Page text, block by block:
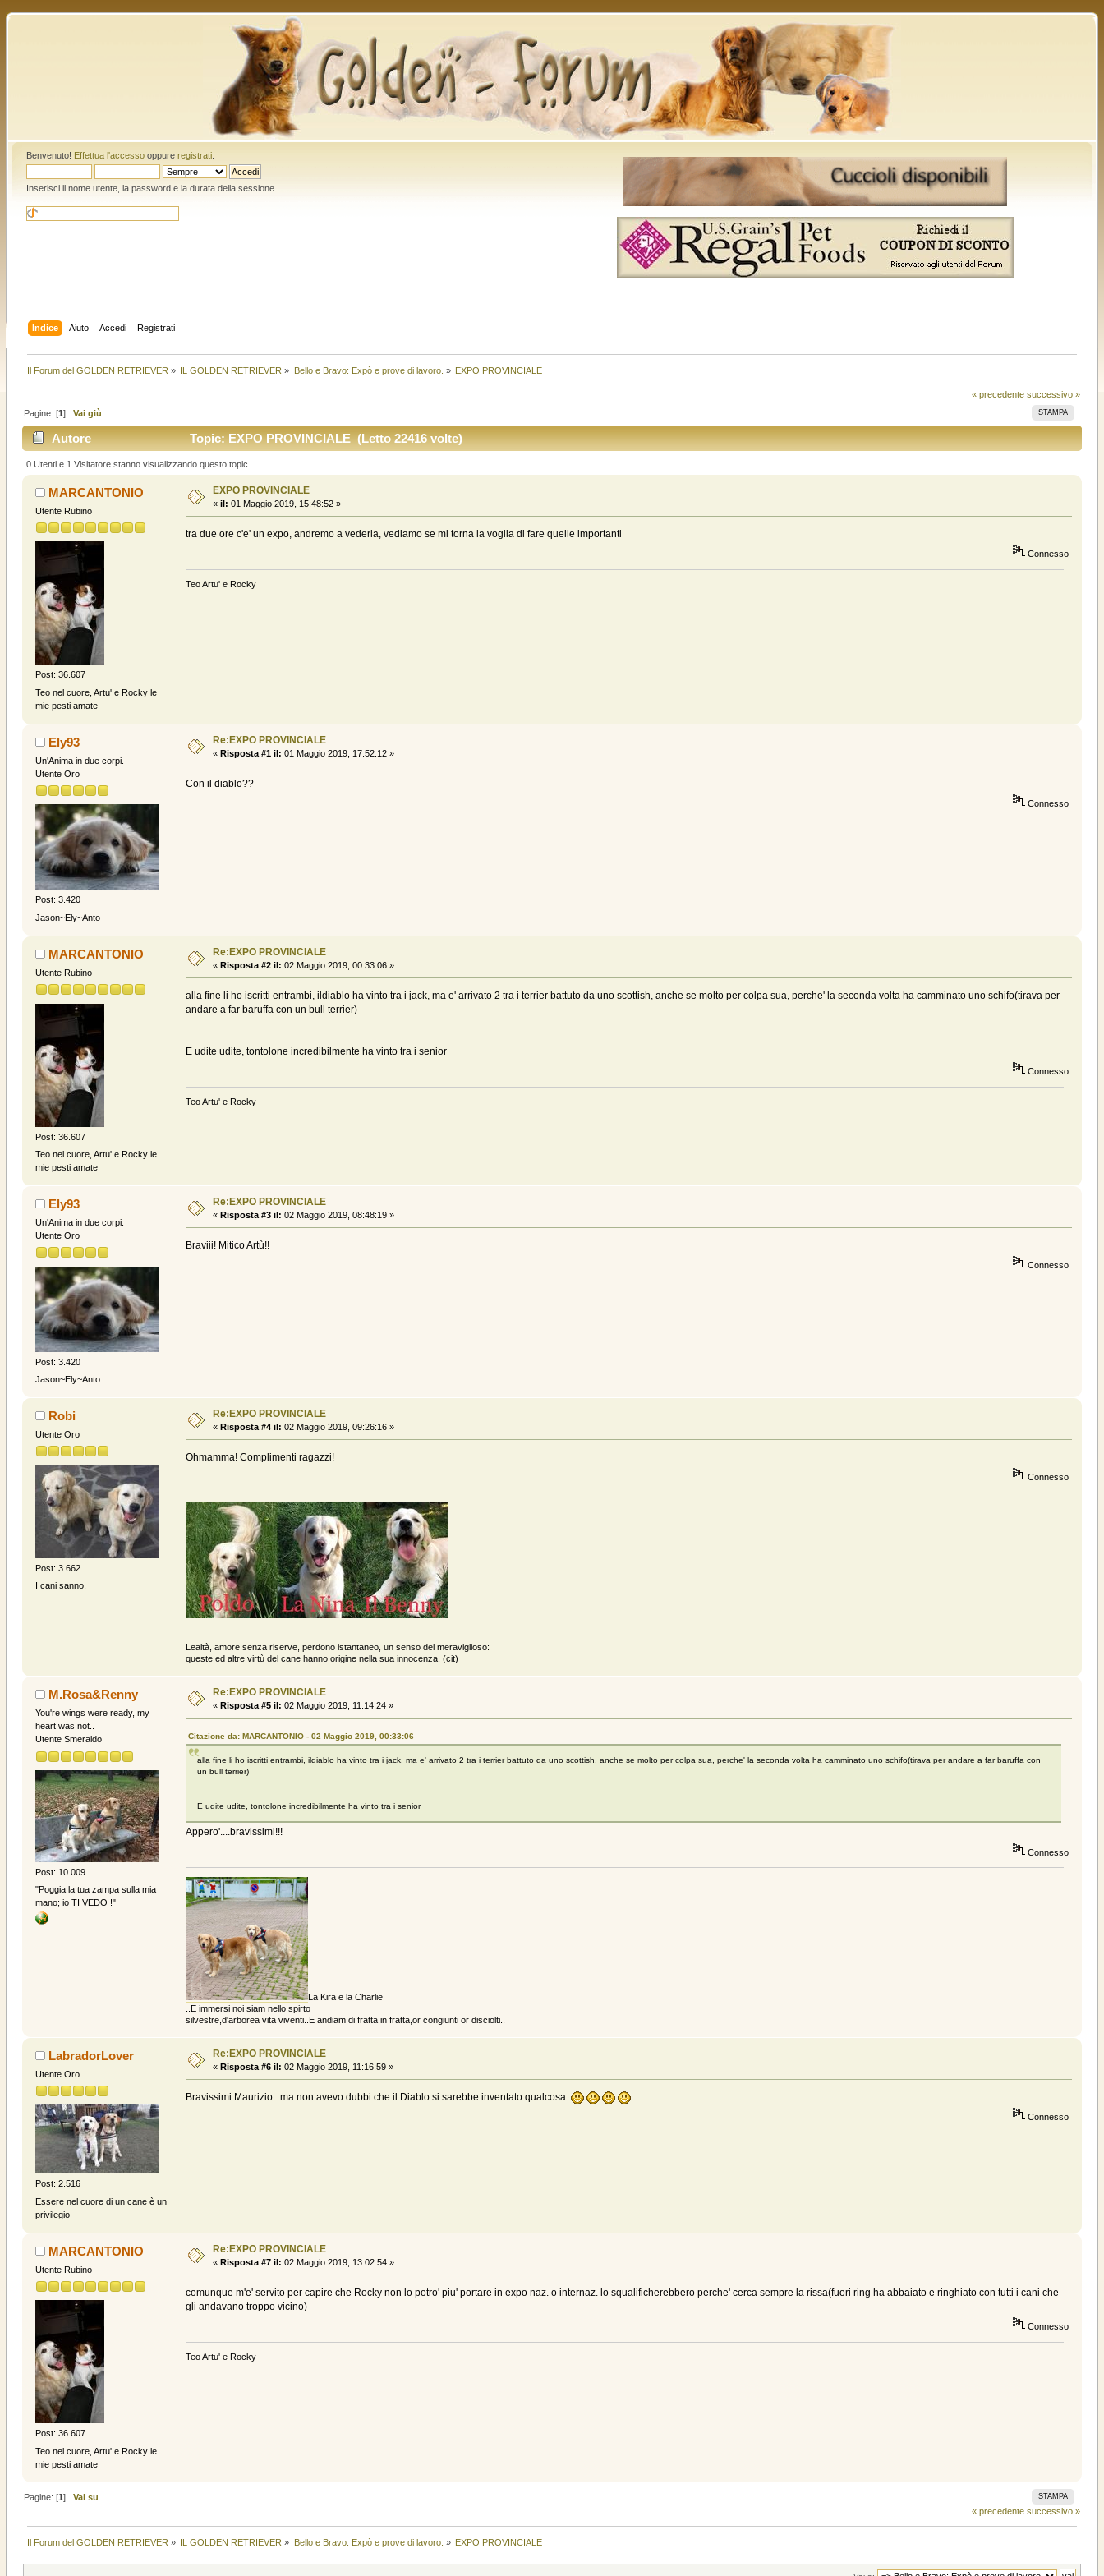
Benvenuto! Effettua l'accessooppure registrati.
Inserisci il nome utente, la password e la durata della sessione.
Indice Aiuto Accedi Registrati
Il Forum del GOLDEN RETRIEVER » IL GOLDEN RETRIEVER » Bello e Bravo: Expò e prove di lavoro. » EXPO PROVINCIALE
« precedente successivo »
STAMPA
Pagine: [1] Vai giù
Autore Topic: EXPO PROVINCIALE (Letto 22416 volte)
0 Utenti e 1 Visitatore stanno visualizzando questo topic.
MARCANTONIO
Utente Rubino
Post: 36.607
Teo nel cuore, Artu' e Rocky le
mie pesti amate
EXPO PROVINCIALE
« il: 01 Maggio 2019, 15:48:52 »
tra due ore c'e' un expo, andremo a vederla, vediamo se mi torna la voglia di fare quelle importanti
Connesso
Teo Artu' e Rocky
Ely93
Un'Anima in due corpi.
Utente Oro
Post: 3.420
Jason~Ely~Anto
Re:EXPO PROVINCIALE
« Risposta #1 il: 01 Maggio 2019, 17:52:12 »
Con il diablo??
Connesso
MARCANTONIO
Utente Rubino
Post: 36.607
Teo nel cuore, Artu' e Rocky le
mie pesti amate
Re:EXPO PROVINCIALE
« Risposta #2 il: 02 Maggio 2019, 00:33:06 »
alla fine li ho iscritti entrambi, ildiablo ha vinto tra i jack, ma e' arrivato 2 tra i terrier battuto da uno scottish, anche se molto per colpa sua, perche' la seconda volta ha camminato uno schifo(tirava per
andare a far baruffa con un bull terrier)
E udite udite, tontolone incredibilmente ha vinto tra i senior
Connesso
Teo Artu' e Rocky
Ely93
Un'Anima in due corpi.
Utente Oro
Post: 3.420
Jason~Ely~Anto
Re:EXPO PROVINCIALE
« Risposta #3 il: 02 Maggio 2019, 08:48:19 »
Braviii! Mitico Artù!!
Connesso
Robi
Utente Oro
Post: 3.662
I cani sanno.
Re:EXPO PROVINCIALE
« Risposta #4 il: 02 Maggio 2019, 09:26:16 »
Ohmamma! Complimenti ragazzi!
Connesso
Lealtà, amore senza riserve, perdono istantaneo, un senso del meraviglioso:
queste ed altre virtù del cane hanno origine nella sua innocenza. (cit)
M.Rosa&Renny
You're wings were ready, my
heart was not..
Utente Smeraldo
Post: 10.009
"Poggia la tua zampa sulla mia
mano; io TI VEDO !"
Re:EXPO PROVINCIALE
« Risposta #5 il: 02 Maggio 2019, 11:14:24 »
Citazione da: MARCANTONIO - 02 Maggio 2019, 00:33:06
alla fine li ho iscritti entrambi, ildiablo ha vinto tra i jack, ma e' arrivato 2 tra i terrier battuto da uno scottish, anche se molto per colpa sua, perche' la seconda volta ha camminato uno schifo(tirava per andare a far baruffa con
un bull terrier)
E udite udite, tontolone incredibilmente ha vinto tra i senior
Appero'....bravissimi!!!
Connesso
La Kira e la Charlie
..E immersi noi siam nello spirto
silvestre,d'arborea vita viventi..E andiam di fratta in fratta,or congiunti or disciolti..
LabradorLover
Utente Oro
Post: 2.516
Essere nel cuore di un cane è un
privilegio
Re:EXPO PROVINCIALE
« Risposta #6 il: 02 Maggio 2019, 11:16:59 »
Bravissimi Maurizio...ma non avevo dubbi che il Diablo si sarebbe inventato qualcosa
Connesso
MARCANTONIO
Utente Rubino
Post: 36.607
Teo nel cuore, Artu' e Rocky le
mie pesti amate
Re:EXPO PROVINCIALE
« Risposta #7 il: 02 Maggio 2019, 13:02:54 »
comunque m'e' servito per capire che Rocky non lo potro' piu' portare in expo naz. o internaz. lo squalificherebbero perche' cerca sempre la rissa(fuori ring ha abbaiato e ringhiato con tutti i cani che
gli andavano troppo vicino)
Connesso
Teo Artu' e Rocky
STAMPA
Pagine: [1] Vai su
« precedente successivo »
Il Forum del GOLDEN RETRIEVER » IL GOLDEN RETRIEVER » Bello e Bravo: Expò e prove di lavoro. » EXPO PROVINCIALE